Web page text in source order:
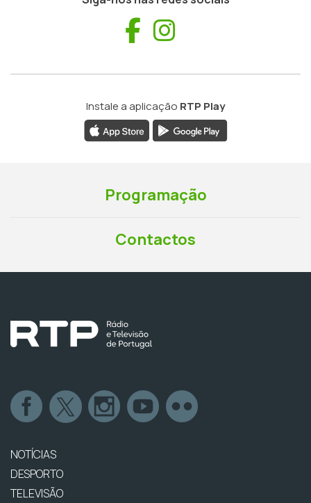
Facebook
Instale a aplicação RTP Play
Programação
Contactos
NOTÍCIAS
DESPORTO
TELEVISÃO